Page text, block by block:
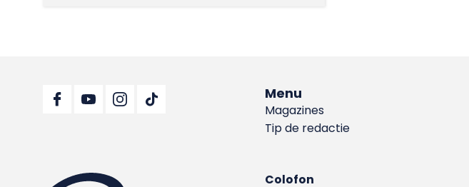
Menu
Magazines
Tip de redactie
Colofon